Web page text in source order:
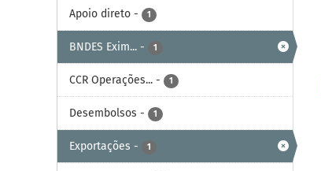
Apoio direto - 1
BNDES Exim... - 1
CCR Operações... - 1
Desembolsos - 1
Exportações - 1